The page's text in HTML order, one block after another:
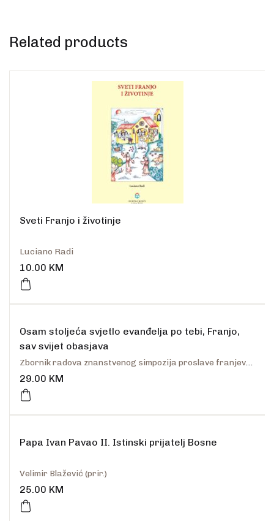
Related products
Sveti Franjo i životinje
Luciano Radi
10.00 KM
Osam stoljeća svjetlo evanđelja po tebi, Franjo,
sav svijet obasjava
Zbornik radova znanstvenog simpozija proslave franjevačkih jubileja
29.00 KM
Papa Ivan Pavao II. Istinski prijatelj Bosne
Velimir Blažević (prir.)
25.00 KM